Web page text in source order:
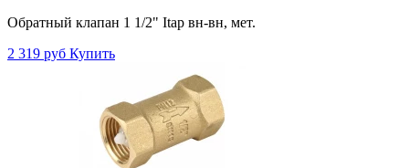
Обратный клапан 1 1/2" Itap вн-вн, мет.
2 319 руб Купить